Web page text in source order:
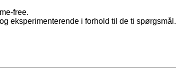
free.
eksperimenterende i forhold til de ti spørgsmål.